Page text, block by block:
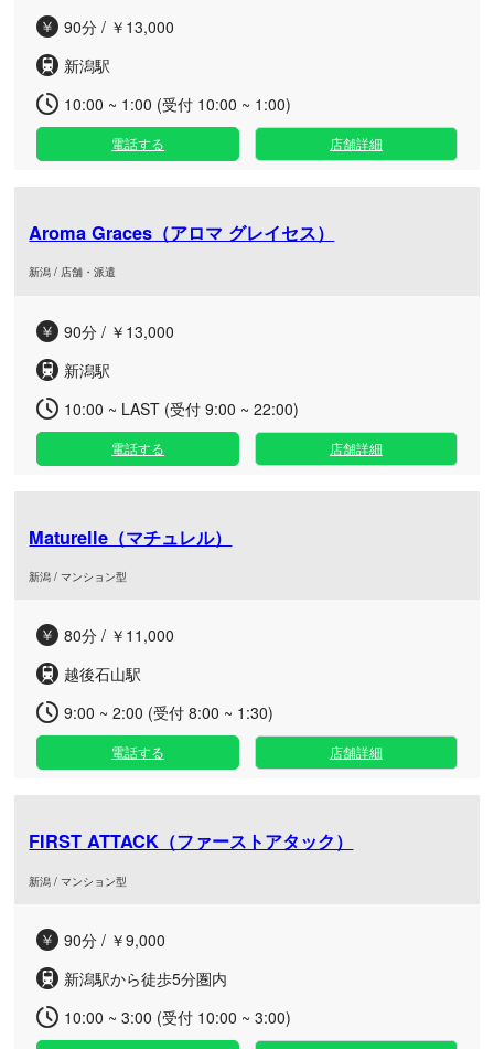
90分 / ￥13,000
新潟駅
10:00 ~ 1:00 (受付 10:00 ~ 1:00)
電話する 店舗詳細
Aroma Graces（アロマ グレイセス）
新潟 / 店舗・派遣
90分 / ￥13,000
新潟駅
10:00 ~ LAST (受付 9:00 ~ 22:00)
電話する 店舗詳細
Maturelle（マチュレル）
新潟 / マンション型
80分 / ￥11,000
越後石山駅
9:00 ~ 2:00 (受付 8:00 ~ 1:30)
電話する 店舗詳細
FIRST ATTACK（ファーストアタック）
新潟 / マンション型
90分 / ￥9,000
新潟駅から徒歩5分圏内
10:00 ~ 3:00 (受付 10:00 ~ 3:00)